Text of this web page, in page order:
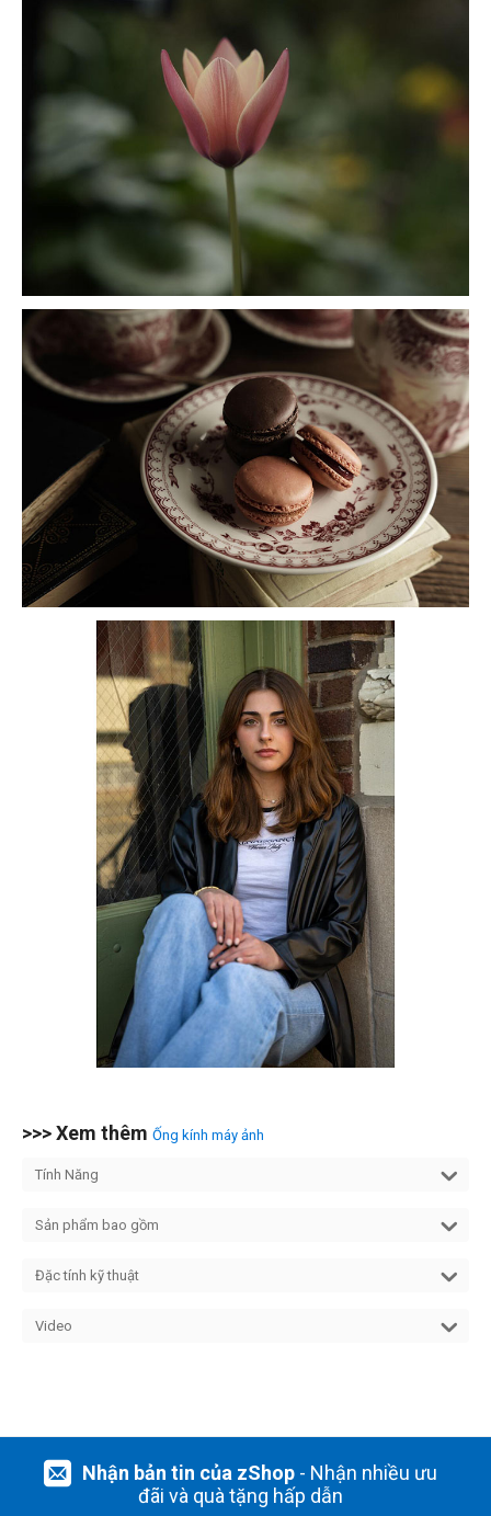
>>> Xem thêm Ống kính máy ảnh
Tính Năng
Sản phẩm bao gồm
Đặc tính kỹ thuật
Video
Nhận bản tin của zShop- Nhận nhiều ưu
đãi và quà tặng hấp dẫn